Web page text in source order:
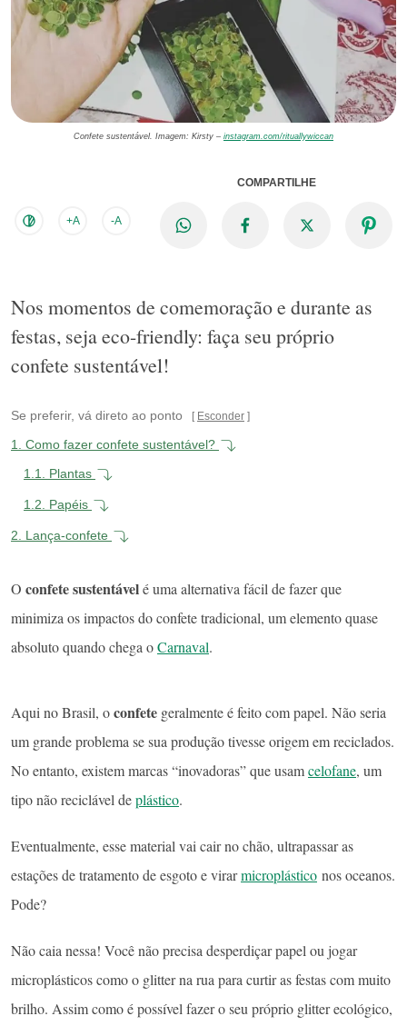
Confete sustentável. Imagem: Kirsty – instagram.com/rituallywiccan
+A -A
COMPARTILHE
Nos momentos de comemoração e durante as
festas, seja eco-friendly: faça seu próprio
confete sustentável!
Se preferir, vá direto ao ponto Esconder
1.
Como fazer confete sustentável?
1.1.
Plantas
1.2. Papéis
2. Lança-confete
O confetesustentávelé uma alternativa fácil de fazer que
minimiza os impactos do confete tradicional, um elemento quase
absoluto quando chega oCarnaval.
Aqui no Brasil, oconfete geralmente é feito compapel. Não seria
um grande problema se sua produção tivesse origem em reciclados.
No entanto, existem marcas “inovadoras” que usamcelofane, um
tipo não reciclável deplástico.
Eventualmente, esse material vai cair no chão, ultrapassar as
estações de tratamento de esgoto e virarmicroplástico nos oceanos.
Pode?
Não caia nessa! Você não precisa desperdiçar papel ou jogar
microplásticos como o glitter na rua para curtir as festas com muito
brilho. Assim como é possível fazer o seu próprio glitter ecológico,